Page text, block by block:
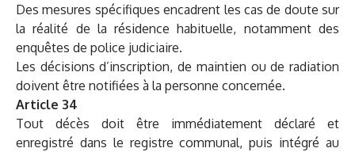
Des mesures spécifiques encadrent les cas de doute sur
la réalité de la résidence habituelle, notamment des
enquêtes de police judiciaire.
Les décisions d’inscription, de maintien ou de radiation
doivent être notifiées à la personne concernée.
Article 34
Tout décès doit être immédiatement déclaré et
enregistré dans le registre communal, puis intégré au